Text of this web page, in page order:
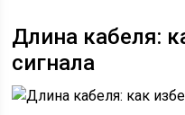
Длина кабеля:
сигнала